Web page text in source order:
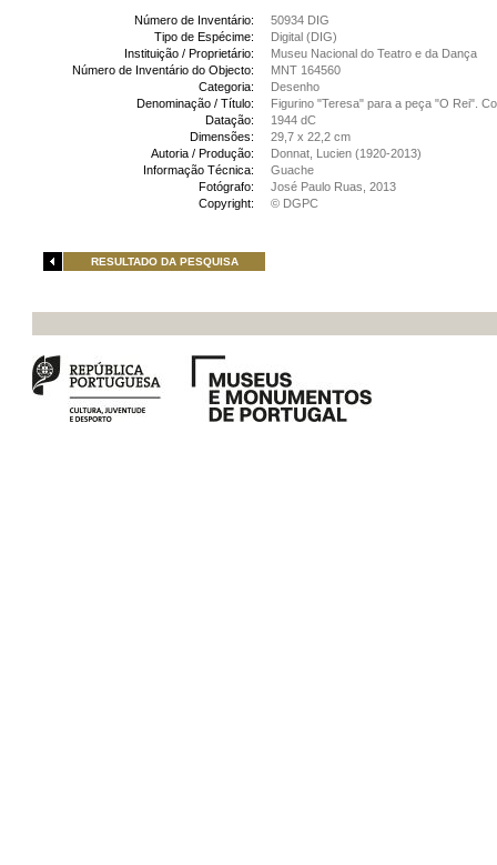
Número de Inventário:
50934 DIG
Tipo de Espécime:
Digital (DIG)
Instituição / Proprietário:
Museu Nacional do Teatro e da Dança
Número de Inventário do Objecto:
MNT 164560
Categoria:
Desenho
Denominação / Título:
Figurino "Teresa" para a peça "O Rei".
Datação:
1944 dC
Dimensões:
29,7 x 22,2 cm
Autoria / Produção:
Donnat, Lucien (1920-2013)
Informação Técnica:
Guache
Fotógrafo:
José Paulo Ruas, 2013
Copyright:
© DGPC
RESULTADO DA PESQUISA